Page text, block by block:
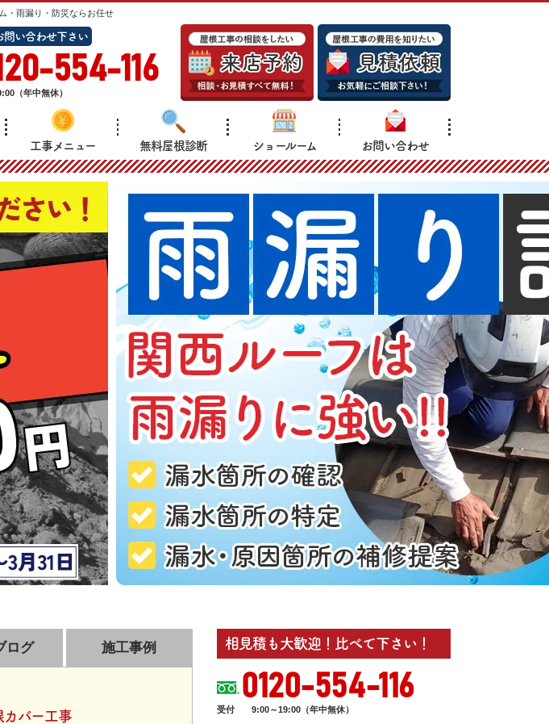
・雨漏り・防災ならお任せ
問い合わせ下さい
554-116
（年中無休）
工事メニュー 無料屋根診断 ショールーム お問い合わせ
ログ 施工事例
カバー工事
相見積も大歓迎！比べて下さい！
0120-554-116
受付 9:00～19:00（年中無休）